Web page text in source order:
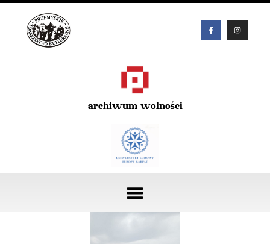
archiwum wolności